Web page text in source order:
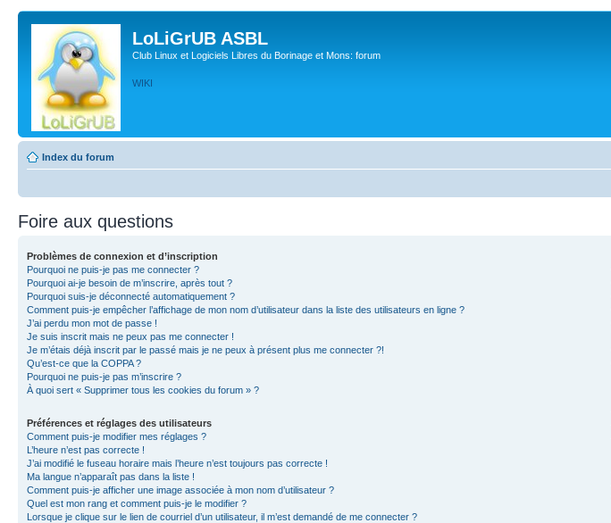
LoLiGrUB ASBL
Club Linux et Logiciels Libres du Borinage et Mons: forum
WIKI
Index du forum
Foire aux questions
Problèmes de connexion et d’inscription
Pourquoi ne puis-je pas me connecter ?
Pourquoi ai-je besoin de m’inscrire, après tout ?
Pourquoi suis-je déconnecté automatiquement ?
Comment puis-je empêcher l’affichage de mon nom d’utilisateur dans la liste des utilisateurs en ligne ?
J’ai perdu mon mot de passe !
Je suis inscrit mais ne peux pas me connecter !
Je m’étais déjà inscrit par le passé mais je ne peux à présent plus me connecter ?!
Qu’est-ce que la COPPA ?
Pourquoi ne puis-je pas m’inscrire ?
À quoi sert « Supprimer tous les cookies du forum » ?
Préférences et réglages des utilisateurs
Comment puis-je modifier mes réglages ?
L’heure n’est pas correcte !
J’ai modifié le fuseau horaire mais l’heure n’est toujours pas correcte !
Ma langue n’apparaît pas dans la liste !
Comment puis-je afficher une image associée à mon nom d’utilisateur ?
Quel est mon rang et comment puis-je le modifier ?
Lorsque je clique sur le lien de courriel d’un utilisateur, il m’est demandé de me connecter ?